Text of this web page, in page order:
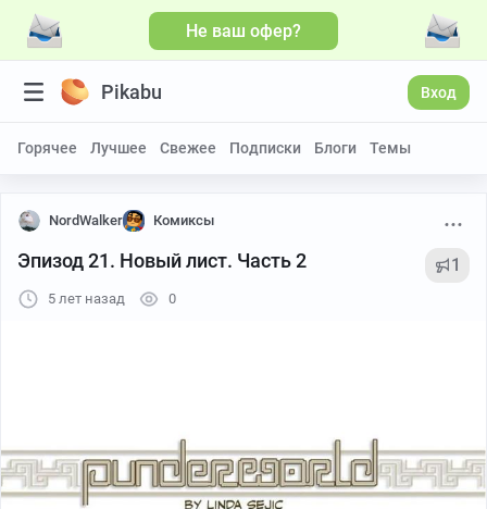
Не ваш офер?
Pikabu Вход
Горячее Лучшее Свежее Подписки Блоги Темы
NordWalker Комиксы
Эпизод 21. Новый лист. Часть 2 1
5 лет назад 0